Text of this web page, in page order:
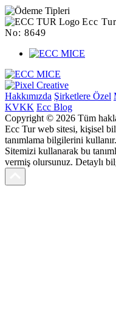
Ecc
No: 8649
Hakkımızda Şirketlere Özel
KVKK Ecc Blog
Copyright © 2026 Tüm
Ecc Tur web sitesi, kişisel
tanımlama bilgilerini kullanır.
Sitemizi kullanarak bu
vermiş olursunuz. Detaylı